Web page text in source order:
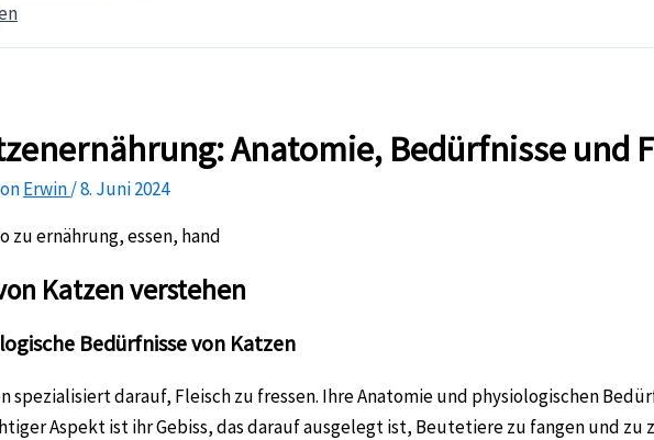
Anatomie, Bedürfnisse und
Erwin/8. Juni 2024
Katzen verstehen
Bedürfnisse von Katzen
spezialisiert darauf, Fleisch zu fressen. Ihre Anatomie und physiologischen
Aspekt ist ihr Gebiss, das darauf ausgelegt ist, Beutetiere zu fangen und zu